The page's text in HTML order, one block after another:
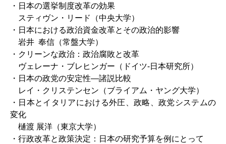
DIJ 研究会
レクチャーシリーズ
シンポジウム・会議
ワークショップ
その他のイベント
出版物
出版活動の概要
・日本の選挙制度改革の効果
スティヴン・リード（中央大学）
・日本における政治資金改革とその政治的影響
岩井 奉信（常盤大学）
・クリーンな政治：政治腐敗と改革
ヴェレーナ・ブレヒンガー（ドイツ-日本研究所）
・日本の政党の安定性―諸説比較
レイ・クリステンセン（ブライアム・ヤング大学）
・日本とイタリアにおける外圧、政略、政党システムの
変化
樋渡 展洋（東京大学）
・行政改革と政策決定：日本の研究予算を例にとって